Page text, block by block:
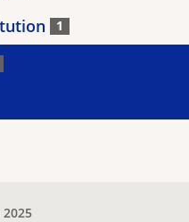
1
2025